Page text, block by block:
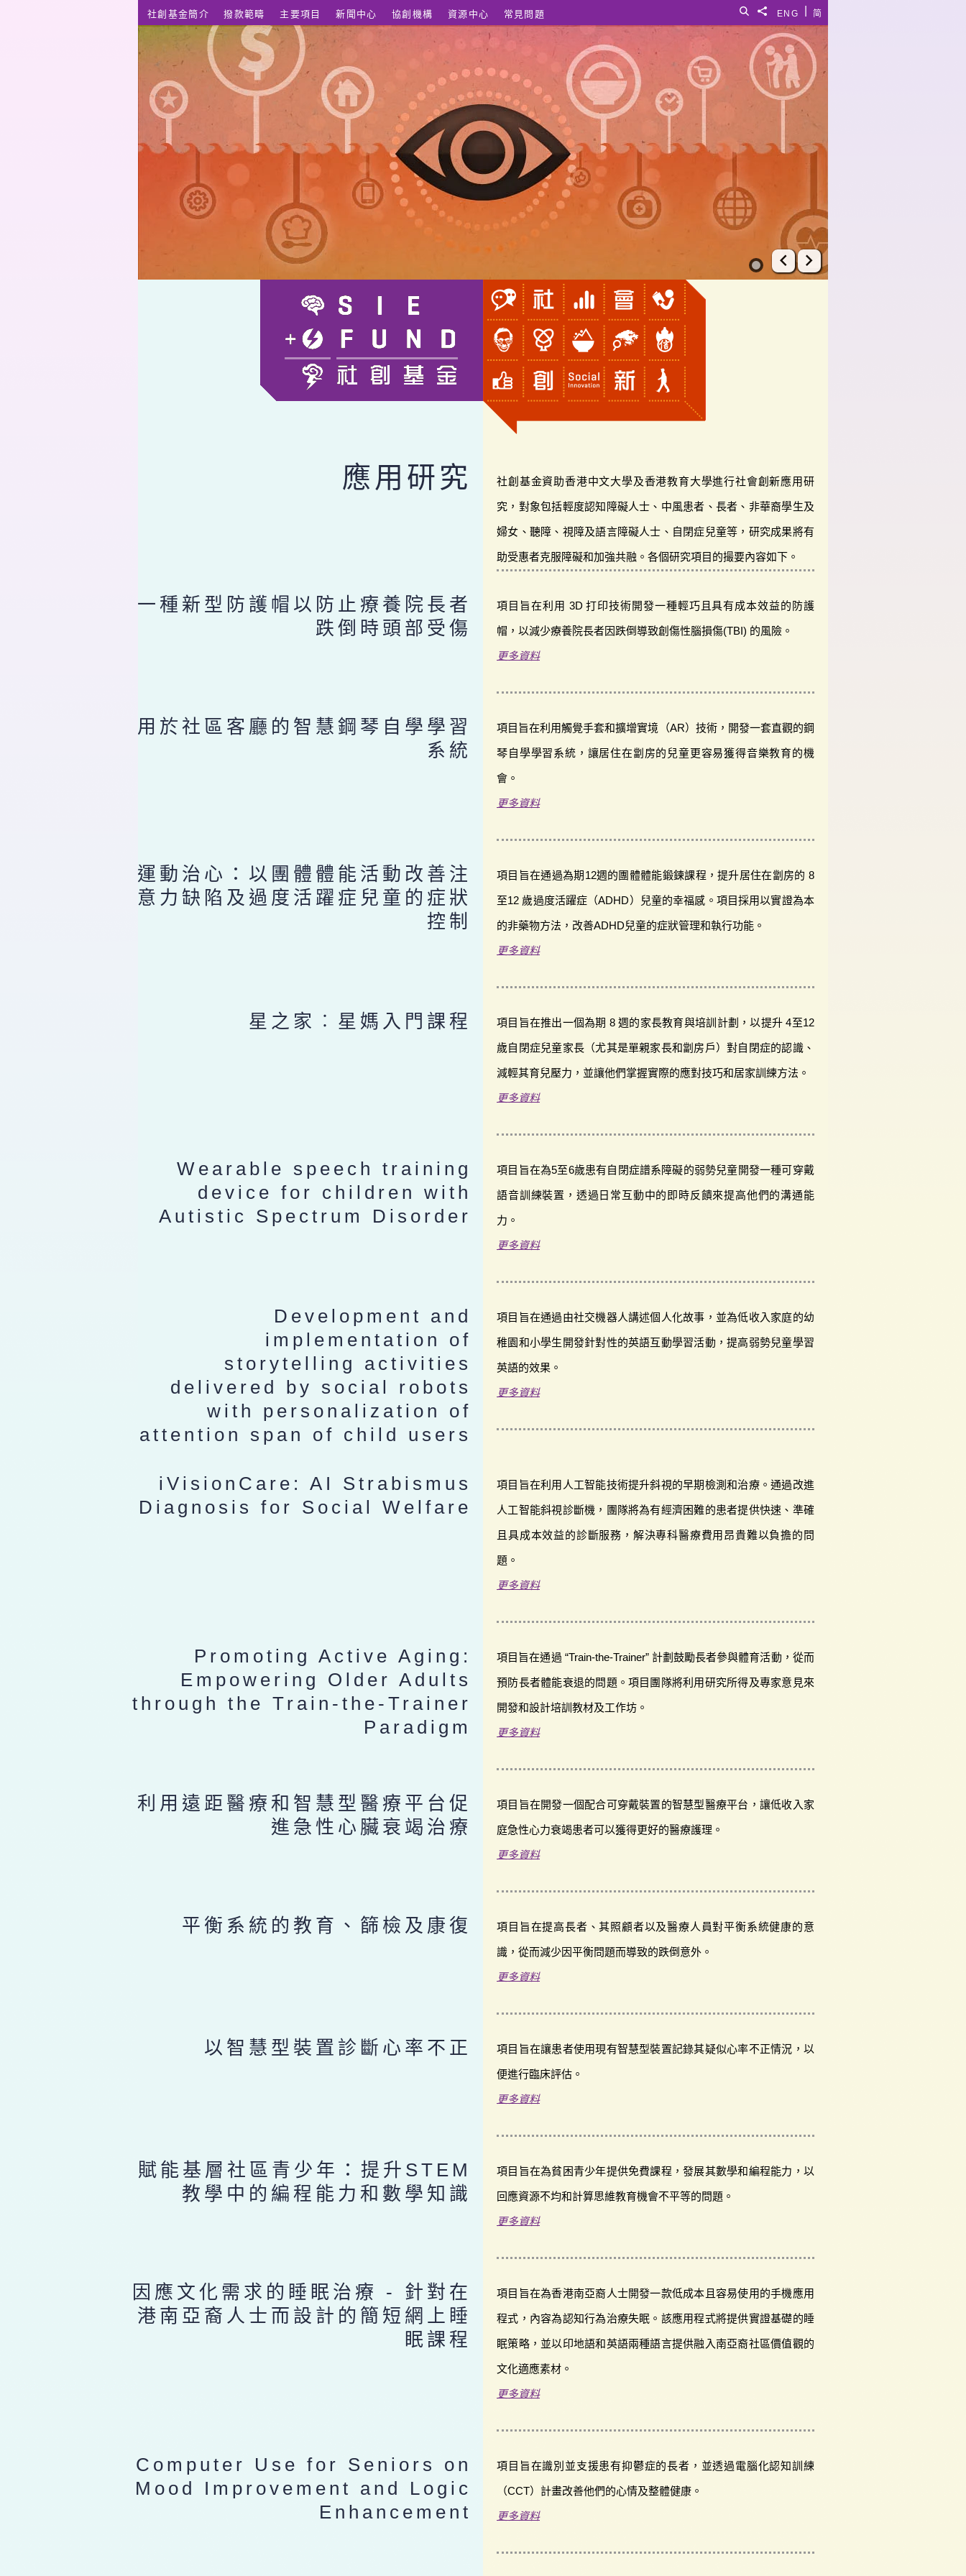
简
ENG
分享給
搜尋
社創基金簡介 撥款範疇 主要項目 新聞中心 協創機構 資源中心 常見問題
上一張幻燈片
下一張幻燈片
應用研究 社創基金資助香港中文大學及香港教育大學進行社會創新應用研
究，對象包括輕度認知障礙人士、中風患者、長者、非華裔學生及
婦女、聽障、視障及語言障礙人士、自閉症兒童等，研究成果將有
助受惠者克服障礙和加強共融。各個研究項目的撮要內容如下。
一種新型防護帽以防止療養院長者
跌倒時頭部受傷
項目旨在利用 3D 打印技術開發一種輕巧且具有成本效益的防護
帽，以減少療養院長者因跌倒導致創傷性腦損傷(TBI) 的風險。
更多資料
用於社區客廳的智慧鋼琴自學學習
系統
項目旨在利用觸覺手套和擴增實境（AR）技術，開發一套直觀的鋼
琴自學學習系統，讓居住在劏房的兒童更容易獲得音樂教育的機
會。
更多資料
運動治心：以團體體能活動改善注
意力缺陷及過度活躍症兒童的症狀
控制
項目旨在通過為期12週的團體體能鍛鍊課程，提升居住在劏房的 8
至12 歲過度活躍症（ADHD）兒童的幸福感。項目採用以實證為本
的非藥物方法，改善ADHD兒童的症狀管理和執行功能。
更多資料
星之家︰星媽入門課程 項目旨在推出一個為期 8 週的家長教育與培訓計劃，以提升 4至12
歲自閉症兒童家長（尤其是單親家長和劏房戶）對自閉症的認識、
減輕其育兒壓力，並讓他們掌握實際的應對技巧和居家訓練方法。
更多資料
Wearable speech training
device for children with
Autistic Spectrum Disorder
項目旨在為5至6歲患有自閉症譜系障礙的弱勢兒童開發一種可穿戴
語音訓練裝置，透過日常互動中的即時反饋來提高他們的溝通能
力。
更多資料
Development and
implementation of
storytelling activities
delivered by social robots
with personalization of
attention span of child users
項目旨在通過由社交機器人講述個人化故事，並為低收入家庭的幼
稚園和小學生開發針對性的英語互動學習活動，提高弱勢兒童學習
英語的效果。
更多資料
iVisionCare: AI Strabismus
Diagnosis for Social Welfare
項目旨在利用人工智能技術提升斜視的早期檢測和治療。通過改進
人工智能斜視診斷機，團隊將為有經濟困難的患者提供快速、準確
且具成本效益的診斷服務，解決專科醫療費用昂貴難以負擔的問
題。
更多資料
Promoting Active Aging:
Empowering Older Adults
through the Train-the-Trainer
Paradigm
項目旨在通過 “Train-the-Trainer” 計劃鼓勵長者參與體育活動，從而
預防長者體能衰退的問題。項目團隊將利用研究所得及專家意見來
開發和設計培訓教材及工作坊。
更多資料
利用遠距醫療和智慧型醫療平台促
進急性心臟衰竭治療
項目旨在開發一個配合可穿戴裝置的智慧型醫療平台，讓低收入家
庭急性心力衰竭患者可以獲得更好的醫療護理。
更多資料
平衡系統的教育、篩檢及康復 項目旨在提高長者、其照顧者以及醫療人員對平衡系統健康的意
識，從而減少因平衡問題而導致的跌倒意外。
更多資料
以智慧型裝置診斷心率不正 項目旨在讓患者使用現有智慧型裝置記錄其疑似心率不正情況，以
便進行臨床評估。
更多資料
賦能基層社區青少年：提升STEM
教學中的編程能力和數學知識
項目旨在為貧困青少年提供免費課程，發展其數學和編程能力，以
回應資源不均和計算思維教育機會不平等的問題。
更多資料
因應文化需求的睡眠治療 - 針對在
港南亞裔人士而設計的簡短網上睡
眠課程
項目旨在為香港南亞裔人士開發一款低成本且容易使用的手機應用
程式，內容為認知行為治療失眠。該應用程式將提供實證基礎的睡
眠策略，並以印地語和英語兩種語言提供融入南亞裔社區價值觀的
文化適應素材。
更多資料
Computer Use for Seniors on
Mood Improvement and Logic
Enhancement
項目旨在識別並支援患有抑鬱症的長者，並透過電腦化認知訓練
（CCT）計畫改善他們的心情及整體健康。
更多資料